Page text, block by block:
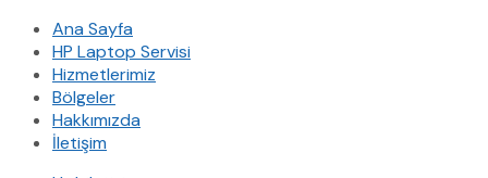
Ana Sayfa
HP Laptop Servisi
Hizmetlerimiz
Bölgeler
Hakkımızda
İletişim